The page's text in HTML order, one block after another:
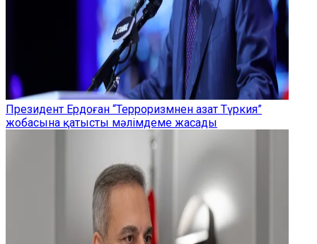
Президент Ердоған “Терроризмнен азат Түркия”
жобасына қатысты мәлімдеме жасады